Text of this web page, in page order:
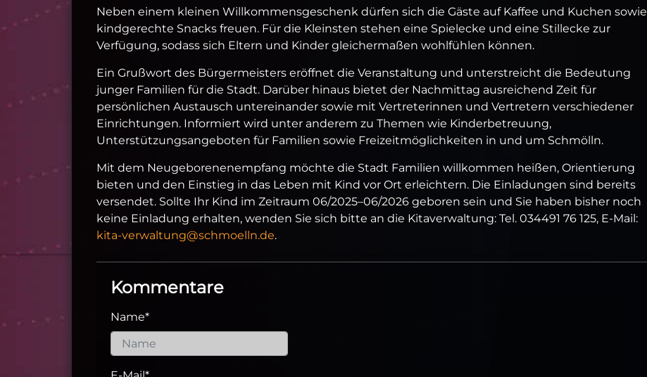
Neben einem kleinen Willkommensgeschenk dürfen sich die Gäste auf Kaffee und Kuchen sowie
kindgerechte Snacks freuen. Für die Kleinsten stehen eine Spielecke und eine Stillecke zur
Verfügung, sodass sich Eltern und Kinder gleichermaßen wohlfühlen können.
Ein Grußwort des Bürgermeisters eröffnet die Veranstaltung und unterstreicht die Bedeutung
junger Familien für die Stadt. Darüber hinaus bietet der Nachmittag ausreichend Zeit für
persönlichen Austausch untereinander sowie mit Vertreterinnen und Vertretern verschiedener
Einrichtungen. Informiert wird unter anderem zu Themen wie Kinderbetreuung,
Unterstützungsangeboten für Familien sowie Freizeitmöglichkeiten in und um Schmölln.
Mit dem Neugeborenenempfang möchte die Stadt Familien willkommen heißen, Orientierung
bieten und den Einstieg in das Leben mit Kind vor Ort erleichtern. Die Einladungen sind bereits
versendet. Sollte Ihr Kind im Zeitraum 06/2025–06/2026 geboren sein und Sie haben bisher noch
keine Einladung erhalten, wenden Sie sich bitte an die Kitaverwaltung: Tel. 034491 76 125, E‑Mail:
kita‑verwaltung@schmoelln.de.
Kommentare
Name*